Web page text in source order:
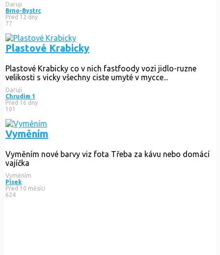
Daruji
Brno-Bystrc
Před 12 dny
77
Plastové Krabicky
Plastové Krabicky co v nich fastfoody vozi jidlo-ruzne
velikosti s vicky všechny ciste umyté v mycce...
Daruji
Chrudim 1
Před 16 dny
101
Vyměním
Vyměním nové barvy viz fota Třeba za kávu nebo domácí
vajíčka
Vyměním
Písek
Před 10 měsíci
624